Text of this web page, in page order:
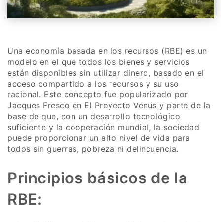
Una economía basada en los recursos (RBE) es un
modelo en el que todos los bienes y servicios
están disponibles sin utilizar dinero, basado en el
acceso compartido a los recursos y su uso
racional. Este concepto fue popularizado por
Jacques Fresco en El Proyecto Venus y parte de la
base de que, con un desarrollo tecnológico
suficiente y la cooperación mundial, la sociedad
puede proporcionar un alto nivel de vida para
todos sin guerras, pobreza ni delincuencia.
Principios básicos de la
RBE: